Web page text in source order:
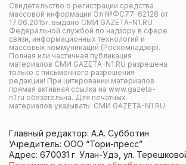
Свидетельство о регистрации средства
массовой информации Эл №ФС77-62128 от
17.06.2015г. выдано СМИ GAZETA-N1.RU
Федеральной службой по надзору в сфере
связи, информационных технологий и
массовых коммуникаций (Роскомнадзор).
Полная или частичная публикация
материалов СМИ GAZETA-N1.RU разрешена
только с письменного разрешения
редакции! При цитировании материалов
прямая активная ссылка на www.gazeta-
n1.ru обязательна. Для печатных
материалов указывать: СМИ GAZETA-N1.RU
Главный редактор: А.А. Субботин
Учредитель: ООО “Тори-пресс”
Адрес: 670031 г. Улан-Удэ, ул.